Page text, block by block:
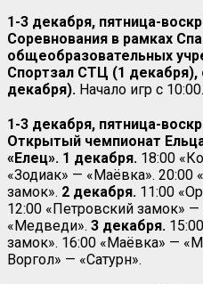
1-3 декабря, пятница-
Соревнования в рамках
общеобразовательных
Спортзал СТЦ (1
декабря). Начало игр с 10:00.
1-3 декабря, пятница-
Открытый чемпионат
«Елец». 1 декабря. 18:00
«Зодиак» — «Маёвка». 20:00
замок». 2 декабря. 11:00
12:00 «Петровский замок» —
«Медведи». 3 декабря.
замок». 16:00 «Маёвка» —
Воргол» — «Сатурн».